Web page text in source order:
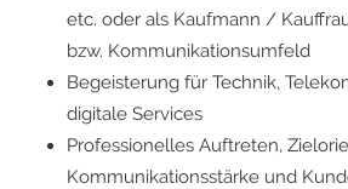
etc. oder als Kaufmann /
bzw. Kommunikationsumfeld
Begeisterung für Technik,
digitale Services
Professionelles Auftreten,
Kommunikationsstärke und